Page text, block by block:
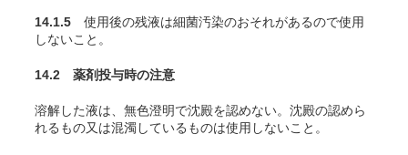
14.1.5 使用後の残液は細菌汚染のおそれがあるので使用
しないこと。
14.2 薬剤投与時の注意
溶解した液は、無色澄明で沈殿を認めない。沈殿の認めら
れるもの又は混濁しているものは使用しないこと。